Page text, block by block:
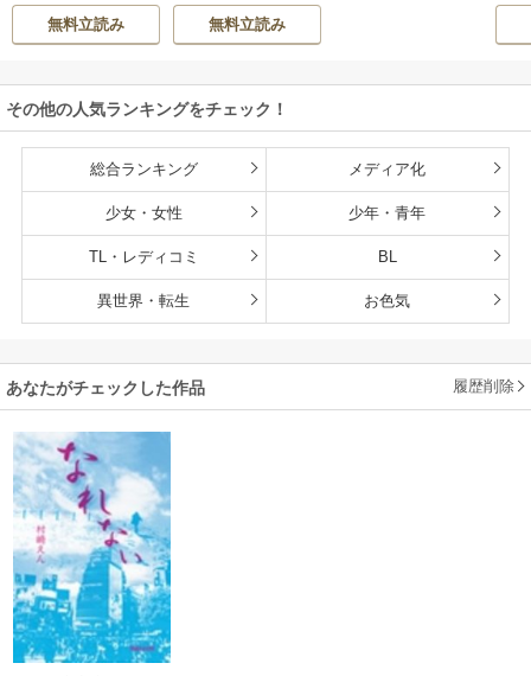
無料立読み
だきます
無料立読み
その他の人気ランキングをチェック！
総合ランキング メディア化
少女・女性 少年・青年
TL・レディコミ BL
異世界・転生 お色気
あなたがチェックした作品 履歴削除